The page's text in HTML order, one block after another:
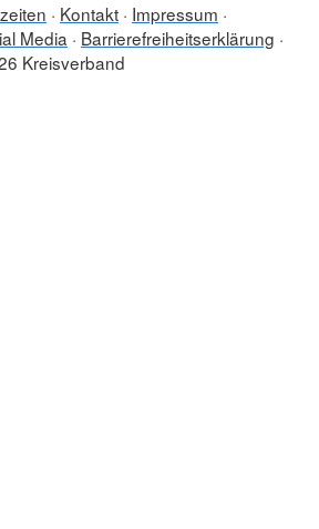
Kontakt Impressum
Media
Barrierefreiheitserklärung
Kreisverband